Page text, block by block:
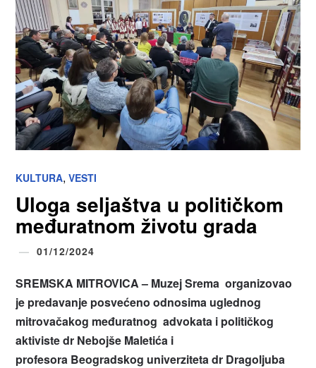
KULTURA,VESTI
Uloga seljaštva u političkom
međuratnom životu grada
01/12/2024
SREMSKA MITROVICA – Muzej Srema organizovao
je predavanje posvećeno odnosima uglednog
mitrovačakog međuratnog advokata i političkog
aktiviste dr Nebojše Maletića i
profesora Beogradskog univerziteta dr Dragoljuba